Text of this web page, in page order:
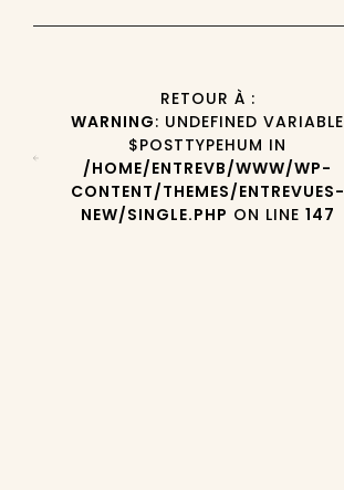
RETOUR À :
WARNING: UNDEFINED VARIABLE
$POSTTYPEHUM IN
/HOME/ENTREVB/WWW/WP-
CONTENT/THEMES/ENTREVUES-
NEW/SINGLE.PHP ON LINE 147